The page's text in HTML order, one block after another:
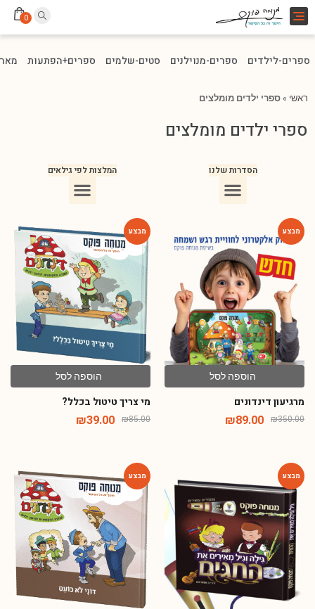
Toggle
navigation
0
ספרים-לילדים ספרים-מנוילנים סטים-שלמים ספרים+הפתעות
ראשי »ספרי ילדים מומלצים
ספרי ילדים מומלצים
הסדרות שלנו המלצות לפי גילאים
הוספה לסל
מרגיעון דינדונים
₪350.00
₪89.00
הוספה לסל
מי צריך טיטול בכלל?
₪85.00
₪39.00
-54%